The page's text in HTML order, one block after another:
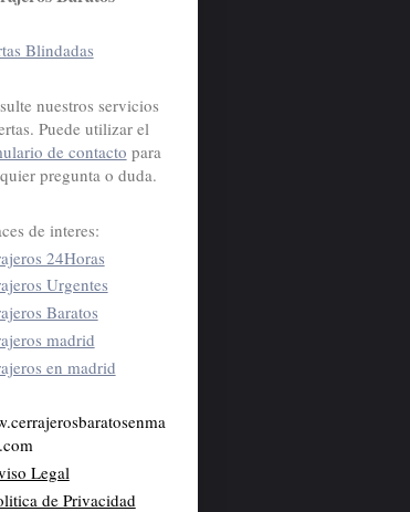
Blindadas
nuestros servicios
Puede utilizar el
de contacto para
pregunta o duda.
de interes:
24Horas
Urgentes
Baratos
madrid
en madrid
Legal
de Privacidad